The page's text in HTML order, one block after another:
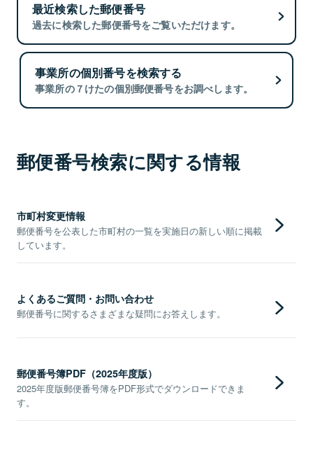
最近検索した郵便番号
過去に検索した郵便番号をご覧いただけます。
事業所の個別番号を検索する
事業所の７けたの個別郵便番号をお調べします。
郵便番号検索に関する情報
市町村変更情報
郵便番号を公表した市町村の一覧を実施日の新しい順に掲載
しています。
よくあるご質問・お問い合わせ
郵便番号に関するさまざまな疑問にお答えします。
郵便番号簿PDF（2025年度版）
2025年度版郵便番号簿をPDF形式でダウンロードできま
す。